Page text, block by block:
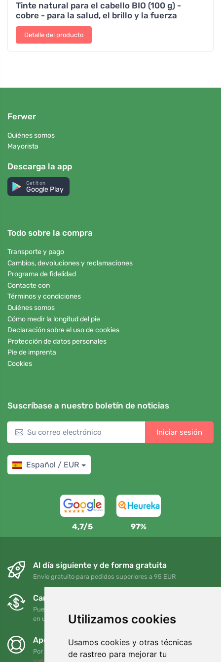
Utilizamos cookies
Usamos cookies y otras técnicas
de rastreo para mejorar tu
Tinte natural para el cabello BIO (100 g) -
cobre - para la salud, el brillo y la fuerza
Detalle del producto
Ferwer
Quiénes somos
Mayorista
Descarga la app
Get it on
Google Play
Todo sobre la compra
Transporte y pago
Cambios, devoluciones y reclamaciones
Programa de fidelidad
Contacte con
Términos y condiciones
Quiénes somos
Cómo medir la longitud del pie
Declaración sobre el uso de cookies
Protección de datos personales
Pie de imprenta
Cookies
Suscríbase a nuestro boletín de noticias
Iniciar sesión
Español / EUR
4,7/5 97%
Al día siguiente y de forma gratuita
Envío gratuito para pedidos superiores a 95 EUR
Cambios y devoluciones gratuitos
Puede devolver o cambiar su pedido en cualquier momento
en un plazo de 90 días
Apoyamos a Trees.org
Por cada pedido plantamos un árbol. Leer más